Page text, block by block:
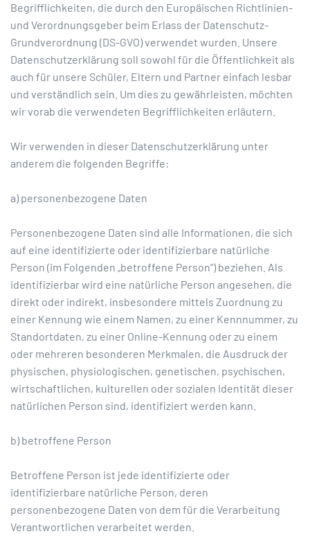
Begrifflichkeiten, die durch den Europäischen Richtlinien-
und Verordnungsgeber beim Erlass der Datenschutz-
Grundverordnung (DS-GVO) verwendet wurden. Unsere
Datenschutzerklärung soll sowohl für die Öffentlichkeit als
auch für unsere Schüler, Eltern und Partner einfach lesbar
und verständlich sein. Um dies zu gewährleisten, möchten
wir vorab die verwendeten Begrifflichkeiten erläutern.
Wir verwenden in dieser Datenschutzerklärung unter
anderem die folgenden Begriffe:
a) personenbezogene Daten
Personenbezogene Daten sind alle Informationen, die sich
auf eine identifizierte oder identifizierbare natürliche
Person (im Folgenden „betroffene Person“) beziehen. Als
identifizierbar wird eine natürliche Person angesehen, die
direkt oder indirekt, insbesondere mittels Zuordnung zu
einer Kennung wie einem Namen, zu einer Kennnummer, zu
Standortdaten, zu einer Online-Kennung oder zu einem
oder mehreren besonderen Merkmalen, die Ausdruck der
physischen, physiologischen, genetischen, psychischen,
wirtschaftlichen, kulturellen oder sozialen Identität dieser
natürlichen Person sind, identifiziert werden kann.
b) betroffene Person
Betroffene Person ist jede identifizierte oder
identifizierbare natürliche Person, deren
personenbezogene Daten von dem für die Verarbeitung
Verantwortlichen verarbeitet werden.